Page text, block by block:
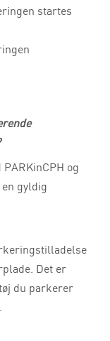
startes
og
gyldig
Det er
du parkerer